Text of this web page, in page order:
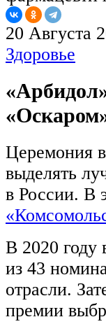
20 Августа
Здоровье
Церемония
выделять
в России. В
В 2020 году
из 43
отрасли.
премии